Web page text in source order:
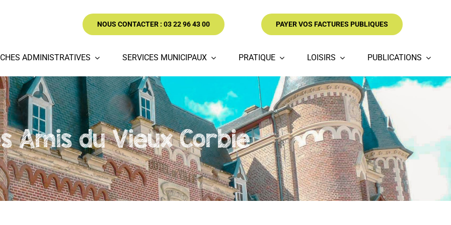
NOUS CONTACTER : 03 22 96 43 00 PAYER VOS FACTURES PUBLIQUES
ADMINISTRATIVES SERVICES MUNICIPAUX PRATIQUE LOISIRS PUBLICATIONS
Amis du Vieux Corbie